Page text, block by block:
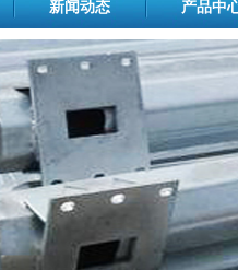
新闻动态 产品中